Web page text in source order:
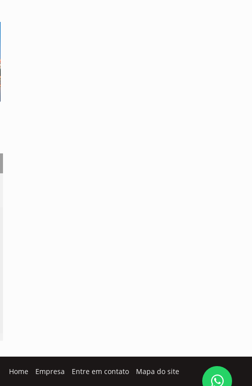
Home Empresa Entre em contato Mapa do site